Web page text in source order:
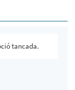
tancada.